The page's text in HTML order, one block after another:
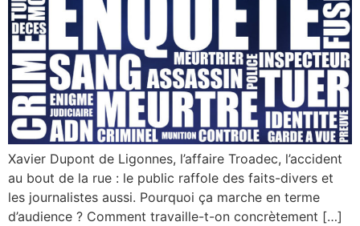
Xavier Dupont de Ligonnes, l’affaire Troadec, l’accident
au bout de la rue : le public raffole des faits-divers et
les journalistes aussi. Pourquoi ça marche en terme
d’audience ? Comment travaille-t-on concrètement […]